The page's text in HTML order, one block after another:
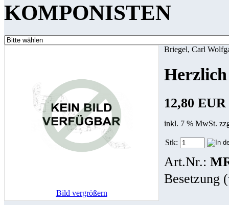
KOMPONISTEN
Bild vergrößern
Briegel, Carl
12,80 EUR
inkl. 7 % MwSt.
Stk:
Art.Nr.:
Besetzung